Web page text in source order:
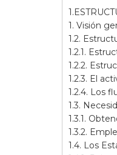
1. Visión
1.2.
1.2.1.
1.2.2.
1.2.3. El
1.2.4. Los
1.3.
1.3.1.
1.3.2.
1.4. Los